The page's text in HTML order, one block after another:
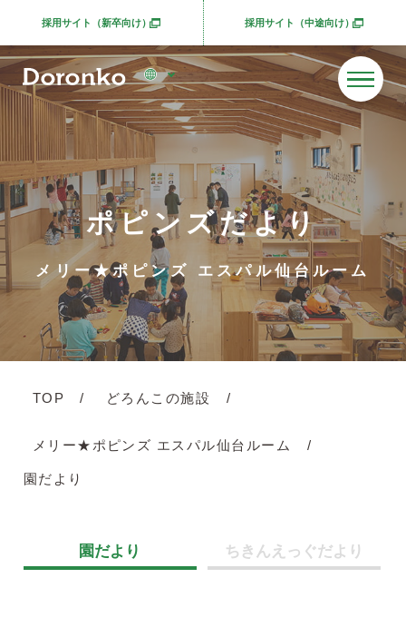
採用サイト（新卒向け）別ウィンドウで開きます 採用サイト（中途向け）別ウィンドウで開きま
ポピンズだより
メリー★ポピンズ エスパル仙台ルーム
TOP どろんこの施設
メリー★ポピンズ エスパル仙台ルーム
園だより
園だより ちきんえっぐだより